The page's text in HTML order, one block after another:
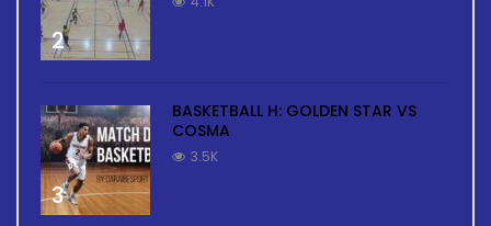
2
3
BASKETBALL H: GOLDEN STAR VS
COSMA
3.5K